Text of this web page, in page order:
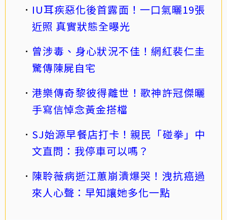
IU耳疾惡化後首露面！一口氣曬19張
近照 真實狀態全曝光
曾涉毒、身心狀況不佳！網紅裴仁圭
驚傳陳屍自宅
港樂傳奇黎彼得離世！歌神許冠傑曬
手寫信悼念黃金搭檔
SJ始源早餐店打卡！親民「碰拳」中
文直問：我停車可以嗎？
陳聆薇病逝江蕙崩潰爆哭！洩抗癌過
來人心聲：早知讓她多化一點